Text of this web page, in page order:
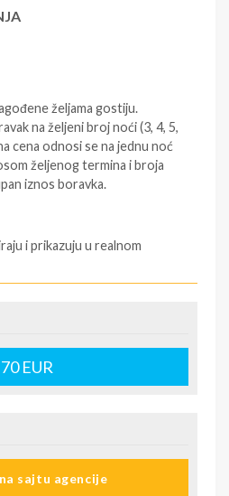
željama gostiju.
na željeni broj noći (3, 4, 5,
cena odnosi se na jednu noć
željenog termina i broja
iznos boravka.
i prikazuju u realnom
u izabranoj smeštajnoj
hotelskih sadržaja
- organizaciju
se na recepciji
sa 1* i 2* i nekategorisane
70EUR
sajtu agencije